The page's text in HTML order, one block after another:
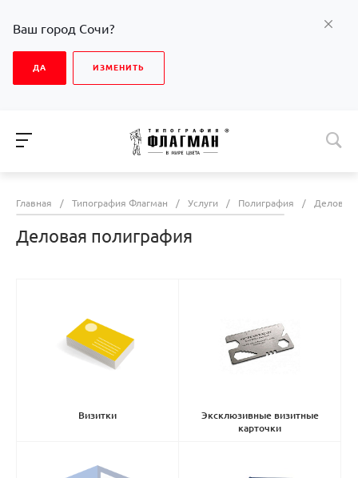
Ваш город Сочи?
ДА ИЗМЕНИТЬ
Главная / Типография Флагман / Услуги / Полиграфия / Деловая
Деловая полиграфия
Визитки
Эксклюзивные визитные
карточки